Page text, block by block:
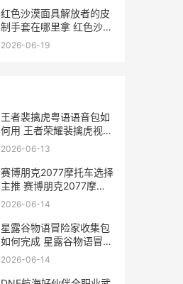
红色沙漠面具解放者的皮
制手套在哪里拿 红色沙漠
面具解锁攻略
2026-06-19
王者裴擒虎粤语语音包如
何用 王者荣耀裴擒虎视频
实战
2026-06-13
赛博朋克2077摩托车选择
主推 赛博朋克2077摩托
车怎么抬头
2026-06-14
星露谷物语冒险家收集包
如何完成 星露谷物语冒险
家公会杀怪奖励
2026-06-14